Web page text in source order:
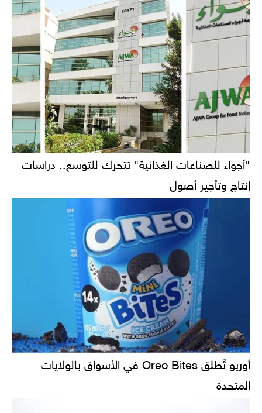
"أجواء للصناعات الغذائية" تتحرك للتوسع.. دراسات
إنتاج وتأجير أصول
أوريو تُطلق Oreo Bites في الأسواق بالولايات
المتحدة